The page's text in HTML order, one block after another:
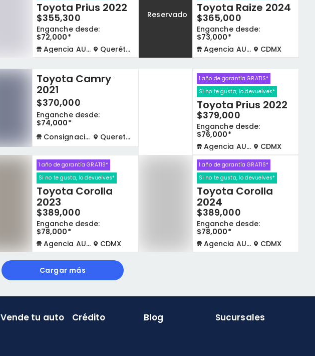
Toyota Prius 2022
$355,300
Enganche desde:
$72,000*
Agencia AUTOCOM
Querétaro
Reservado Toyota Raize 2024
$365,000
Enganche desde:
$73,000*
Agencia AUTOCOM
CDMX
Toyota Camry
2021
$370,000
Enganche desde:
$74,000*
Consignación física
Queretaro
1 año de garantía GRATIS*
Si no te gusta, lo devuelves*
Toyota Prius 2022
$379,000
Enganche desde:
$76,000*
Agencia AUTOCOM
CDMX
1 año de garantía GRATIS*
Si no te gusta, lo devuelves*
Toyota Corolla
2023
$389,000
Enganche desde:
$78,000*
Agencia AUTOCOM
CDMX
1 año de garantía GRATIS*
Si no te gusta, lo devuelves*
Toyota Corolla
2024
$389,000
Enganche desde:
$78,000*
Agencia AUTOCOM
CDMX
Cargar más
Vende tu auto Crédito Blog Sucursales